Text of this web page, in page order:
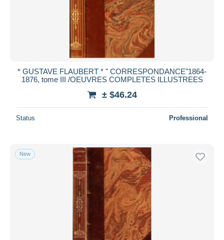
* GUSTAVE‎ ‎FLAUBERT * ‎" CORRESPONDANCE"1864-
1876, tome III /OEUVRES COMPLETES ILLUSTREES
± $46.24
Status Professional
New